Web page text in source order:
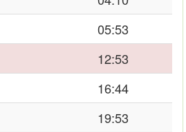
05:53
12:53
16:44
19:53